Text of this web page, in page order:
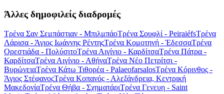
Άλλες δημοφιλείς διαδρομές
Τρένα Σαν Σεμπάστιαν - ΜπιλμπάοΤρένα Σουφλί - PeiraiéfsΤρένα
Λάρισα - Άγιος Ιωάννης ΡέντηςΤρένα Κομοτηνή - ΈδεσσαΤρένα
Ορεστιάδα - ΠολύσιτοΤρένα Αιγίνιο - ΚαρδίτσαΤρένα Πάτρα -
ΚαρδίτσαΤρένα Αιγίνιο - ΑθήναΤρένα Νέο Πετρίτσι -
ΒυρώνειαΤρένα Κάτω Τιθορέα - PalaeofarsalosΤρένα Κόρινθος -
Άγιος ΣτέφανοςΤρένα Κοπανός - Αλεξάνδρεια, Κεντρική
ΜακεδονίαΤρένα Θήβα - ΣχηματάριΤρένα Γενευη - Saint